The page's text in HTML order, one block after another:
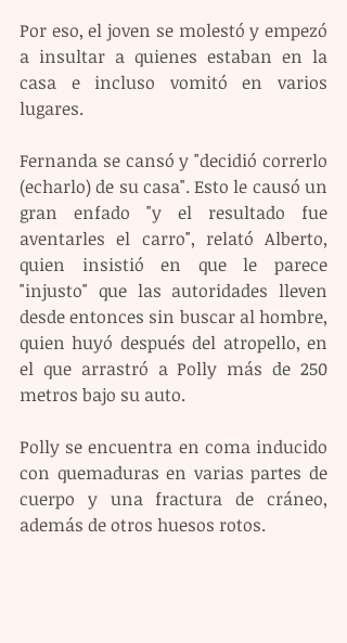
Por eso, el joven se molestó y empezó
a insultar a quienes estaban en la
casa e incluso vomitó en varios
lugares.
Fernanda se cansó y "decidió correrlo
(echarlo) de su casa". Esto le causó un
gran enfado "y el resultado fue
aventarles el carro", relató Alberto,
quien insistió en que le parece
"injusto" que las autoridades lleven
desde entonces sin buscar al hombre,
quien huyó después del atropello, en
el que arrastró a Polly más de 250
metros bajo su auto.
Polly se encuentra en coma inducido
con quemaduras en varias partes de
cuerpo y una fractura de cráneo,
además de otros huesos rotos.